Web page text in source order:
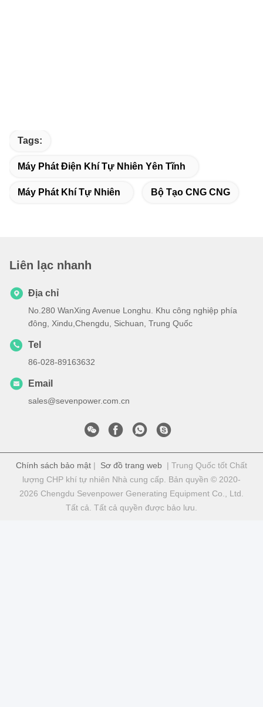
Tags:
Máy Phát Điện Khí Tự Nhiên Yên Tĩnh
Máy Phát Khí Tự Nhiên Bộ Tạo CNG CNG
Liên lạc nhanh
Địa chỉ
No.280 WanXing Avenue Longhu. Khu công nghiệp phía
đông, Xindu,Chengdu, Sichuan, Trung Quốc
Tel
86-028-89163632
Email
sales@sevenpower.com.cn
Chính sách bảo mật | Sơ đồ trang web | Trung Quốc tốt Chất
lượng CHP khí tự nhiên Nhà cung cấp. Bản quyền © 2020-
2026 Chengdu Sevenpower Generating Equipment Co., Ltd.
Tất cả. Tất cả quyền được bảo lưu.